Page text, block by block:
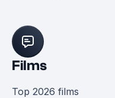
Films
Top 2026 films